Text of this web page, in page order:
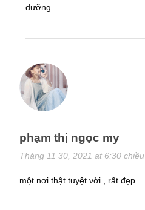
dưỡng
phạm thị ngọc my
Tháng 11 30, 2021 at 6:30 chiều
một nơi thật tuyệt vời , rất đẹp